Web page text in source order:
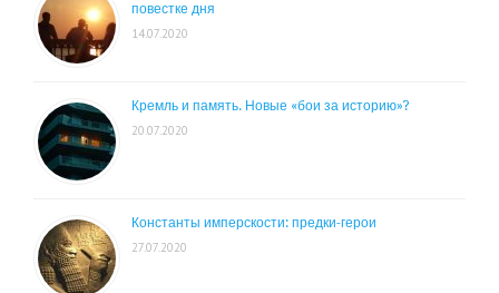
повестке дня
14.07.2020
Кремль и память. Новые «бои за историю»?
20.07.2020
Константы имперскости: предки-герои
27.07.2020